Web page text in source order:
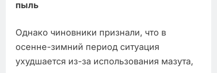
пыль
Однако чиновники признали, что в
осенне-зимний период ситуация
ухудшается из-за использования мазута,